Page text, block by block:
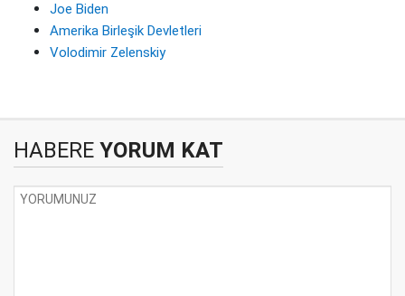
Joe Biden
Amerika Birleşik Devletleri
Volodimir Zelenskiy
HABERE YORUM KAT